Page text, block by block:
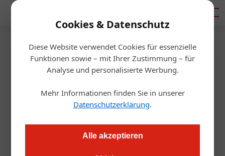
Cookies & Datenschutz
Diese Website verwendet Cookies für essenzielle
Funktionen sowie – mit Ihrer Zustimmung – für
Analyse und personalisierte Werbung.
Mehr Informationen finden Sie in unserer
Datenschutzerklärung.
Alle akzeptieren
Startseite/Getränke
Grande Gold für Hans Bauer
Alexander Grübling 18.06.2020, 14:25 Uhr
Der Blaufränkisch Privat 2015 von Winzer Hans Bauer aus